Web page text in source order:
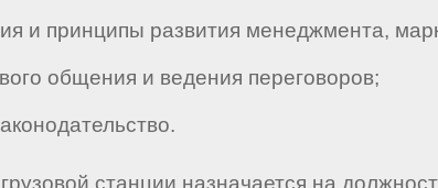
и принципы развития менеджмента,
общения и ведения переговоров;
станции назначается на